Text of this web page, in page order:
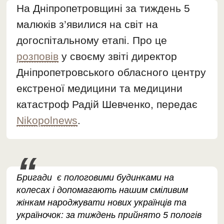
На Дніпропетровщині за тиждень 5
малюків з’явилися на світ на
догоспітальному етапі. Про це
розповів у своєму звіті директор
Дніпропетровського обласного центру
екстреної медицини та медицини
катастроф Радій Шевченко, передає
Nikopolnews.
Бригади є пологовими будинками на
колесах і допомагають нашим сміливим
жінкам народжувати нових українців та
україночок: за тиждень прийнято 5 пологів